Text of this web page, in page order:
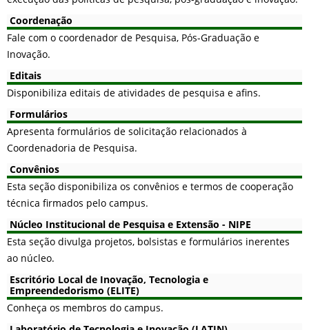
Coordenação
Fale com o coordenador de Pesquisa, Pós-Graduação e
Inovação.
Editais
Disponibiliza editais de atividades de pesquisa e afins.
Formulários
Apresenta formulários de solicitação relacionados à
Coordenadoria de Pesquisa.
Convênios
Esta seção disponibiliza os convênios e termos de cooperação
técnica firmados pelo campus.
Núcleo Institucional de Pesquisa e Extensão - NIPE
Esta seção divulga projetos, bolsistas e formulários inerentes
ao núcleo.
Escritório Local de Inovação, Tecnologia e
Empreendedorismo (ELITE)
Conheça os membros do campus.